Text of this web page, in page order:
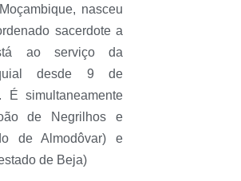
nasceu
sacerdote a
ao serviço da
desde 9 de
É simultaneamente
de Negrilhos e
de Almodôvar) e
de Beja)